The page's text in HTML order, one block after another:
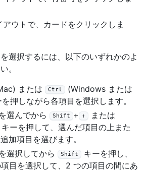
ウトで、カードをクリックしま
選択するには、以下のいずれかのよ
。
または Ctrl
(Windows または
押しながら各項目を選択します。
選んでから
Shift + ↑ または
キーを押して、選んだ項目の上また
加項目を選びます。
選択してから
Shift
キーを押し、
項目を選択して、2 つの項目の間にあ